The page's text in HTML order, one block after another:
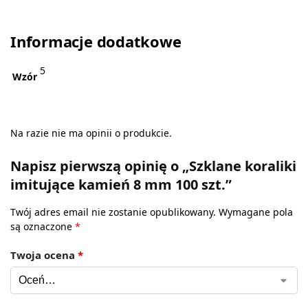
Informacje dodatkowe
Wzór 5
Na razie nie ma opinii o produkcie.
Napisz pierwszą opinię o „Szklane koraliki
imitujące kamień 8 mm 100 szt.”
Twój adres email nie zostanie opublikowany. Wymagane pola
są oznaczone *
Twoja ocena *